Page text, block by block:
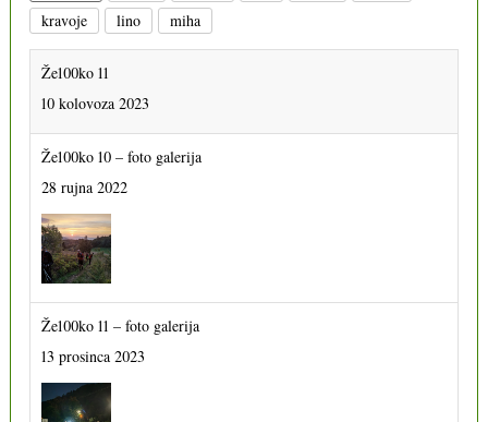
kravoje
lino miha
Že100ko 11
10 kolovoza 2023
Že100ko 10 – foto galerija
28 rujna 2022
Že100ko 11 – foto galerija
13 prosinca 2023